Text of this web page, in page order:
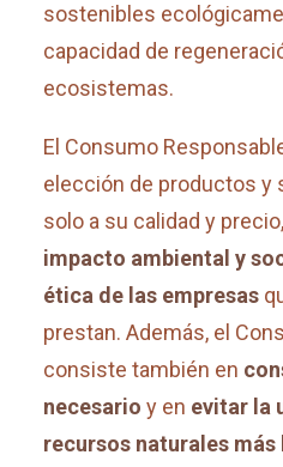
sostenibles
capacidad de
ecosistemas.
El Consumo
elección de productos y
solo a su calidad y
impacto ambiental y
ética de las empresas
prestan. Además, el
consiste también en
necesario y en evitar la
recursos naturales